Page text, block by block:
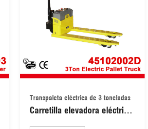
Transpaleta eléctrica de 3 toneladas
Carretilla elevadora eléctrica